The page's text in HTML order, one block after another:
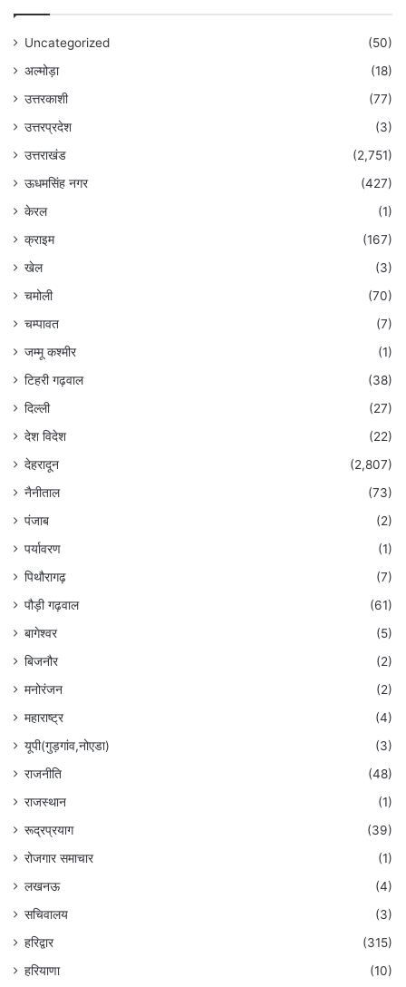
Uncategorized
(50)
अल्मोड़ा
(18)
उत्तरकाशी
(77)
उत्तरप्रदेश
(3)
उत्तराखंड
(2,751)
ऊधमसिंह नगर
(427)
केरल
(1)
क्राइम
(167)
खेल
(3)
चमोली
(70)
चम्पावत
(7)
जम्मू कश्मीर
(1)
टिहरी गढ़वाल
(38)
दिल्ली
(27)
देश विदेश
(22)
देहरादून
(2,807)
नैनीताल
(73)
पंजाब
(2)
पर्यावरण
(1)
पिथौरागढ़
(7)
पौड़ी गढ़वाल
(61)
बागेश्वर
(5)
बिजनौर
(2)
मनोरंजन
(2)
महाराष्ट्र
(4)
यूपी(गुड़गांव,नोएडा)
(3)
राजनीति
(48)
राजस्थान
(1)
रूद्रप्रयाग
(39)
रोजगार समाचार
(1)
लखनऊ
(4)
सचिवालय
(3)
हरिद्वार
(315)
हरियाणा
(10)